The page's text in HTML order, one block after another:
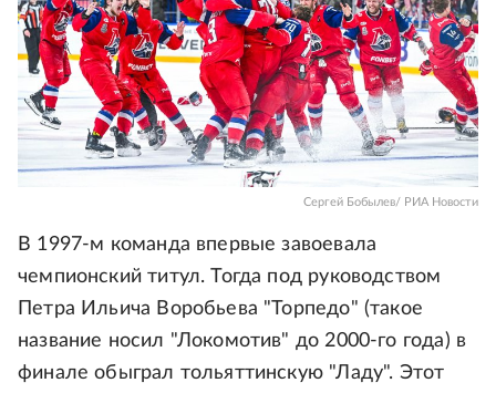
Сергей Бобылев/ РИА Новости
В 1997-м команда впервые завоевала
чемпионский титул. Тогда под руководством
Петра Ильича Воробьева "Торпедо" (такое
название носил "Локомотив" до 2000-го года) в
финале обыграл тольяттинскую "Ладу". Этот